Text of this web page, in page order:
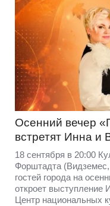
Осенний вечер
встретят Инна и
18 сентября в 20:00
Форштадта
гостей города на
откроет
Центр национальных